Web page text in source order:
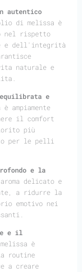
autentico
di melissa è
nel rispetto
e dell'integrità
naturale e
e
ampiamente
il comfort
più
per le pelli
e la
delicato e
a ridurre la
emotivo nei
e il
è
routine
a creare